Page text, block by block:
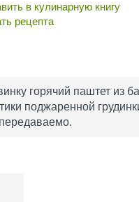
в кулинарную книгу
рецепта
горячий паштет из
поджаренной